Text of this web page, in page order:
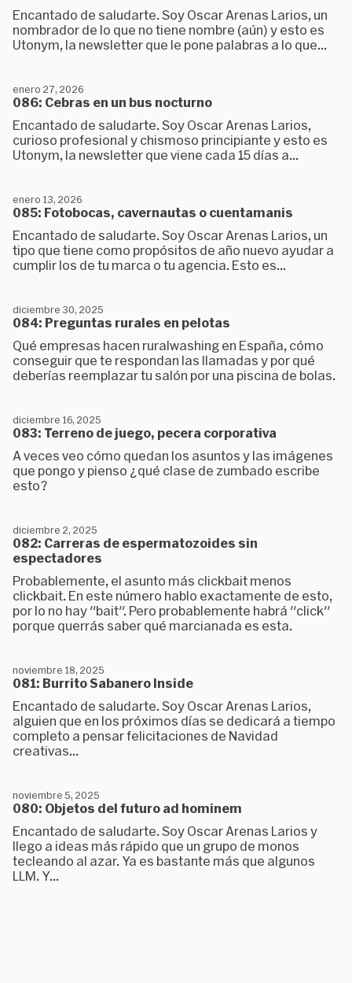
Encantado de saludarte. Soy Oscar Arenas Larios, un
nombrador de lo que no tiene nombre (aún) y esto es
Utonym, la newsletter que le pone palabras a lo que...
086: Cebras en un bus nocturno
enero 27, 2026
Encantado de saludarte. Soy Oscar Arenas Larios,
curioso profesional y chismoso principiante y esto es
Utonym, la newsletter que viene cada 15 días a...
085: Fotobocas, cavernautas o cuentamanis
enero 13, 2026
Encantado de saludarte. Soy Oscar Arenas Larios, un
tipo que tiene como propósitos de año nuevo ayudar a
cumplir los de tu marca o tu agencia. Esto es...
084: Preguntas rurales en pelotas
diciembre 30, 2025
Qué empresas hacen ruralwashing en España, cómo
conseguir que te respondan las llamadas y por qué
deberías reemplazar tu salón por una piscina de bolas.
083: Terreno de juego, pecera corporativa
diciembre 16, 2025
A veces veo cómo quedan los asuntos y las imágenes
que pongo y pienso ¿qué clase de zumbado escribe
esto?
082: Carreras de espermatozoides sin
espectadores
diciembre 2, 2025
Probablemente, el asunto más clickbait menos
clickbait. En este número hablo exactamente de esto,
por lo no hay "bait". Pero probablemente habrá "click"
porque querrás saber qué marcianada es esta.
081: Burrito Sabanero Inside
noviembre 18, 2025
Encantado de saludarte. Soy Oscar Arenas Larios,
alguien que en los próximos días se dedicará a tiempo
completo a pensar felicitaciones de Navidad
creativas...
080: Objetos del futuro ad hominem
noviembre 5, 2025
Encantado de saludarte. Soy Oscar Arenas Larios y
llego a ideas más rápido que un grupo de monos
tecleando al azar. Ya es bastante más que algunos
LLM. Y...